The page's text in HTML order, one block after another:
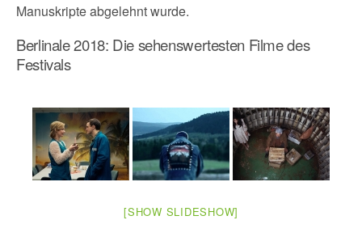
Manuskripte abgelehnt wurde.
Berlinale 2018: Die sehenswertesten Filme des
Festivals
[SHOW SLIDESHOW]